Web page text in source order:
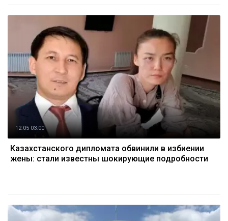
12.05 03:00
Казахстанского дипломата обвинили в избиении
жены: стали известны шокирующие подробности